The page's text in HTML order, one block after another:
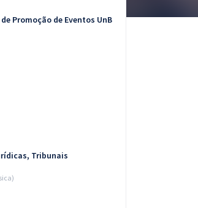
Promoção de Eventos UnB
Tribunais